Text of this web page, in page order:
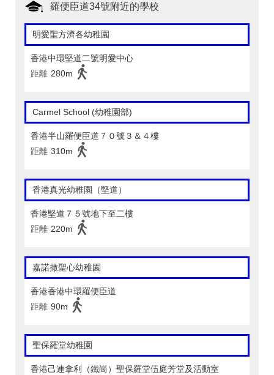
羅便臣道34號附近的學校
明愛聖方濟各幼稚園
香港中環堅道二號明愛中心
距離 280m
Carmel School (幼稚園部)
香港半山羅便臣道７０號３＆４樓
距離 310m
香港真光幼稚園（堅道）
香港堅道７５號地下至二樓
距離 220m
嘉諾撒聖心幼稚園
香港香港中環羅便臣道
距離 90m
聖保羅堂幼稚園
香港己連拿利（鐵崗）聖保羅堂伍庭芳堂及活動室